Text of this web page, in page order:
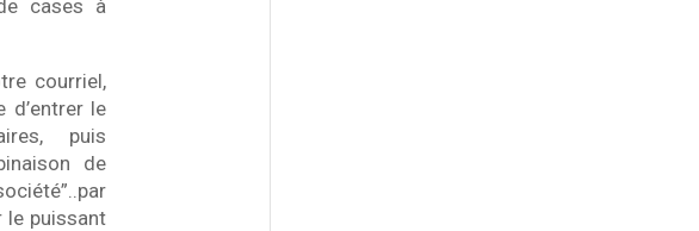
cases à
courriel,
d’entrer le
puis
de
puissant